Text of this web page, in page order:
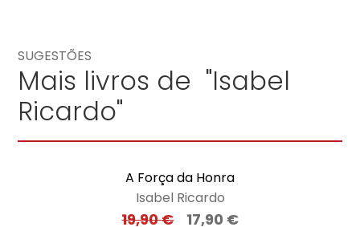
SUGESTÕES
Mais livros de "Isabel
Ricardo"
A Força da Honra
Isabel Ricardo
19,90€ 17,90 €